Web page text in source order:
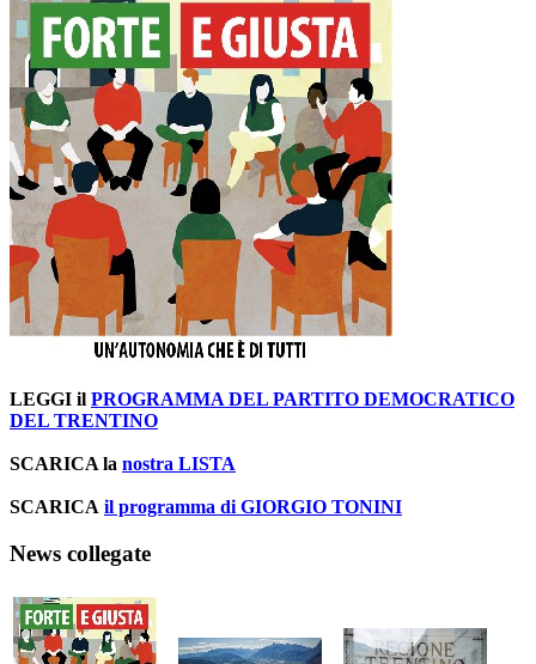
LEGGI il PROGRAMMA DEL PARTITO DEMOCRATICO
DEL TRENTINO
SCARICA la nostra LISTA
SCARICA il programma di GIORGIO TONINI
News collegate